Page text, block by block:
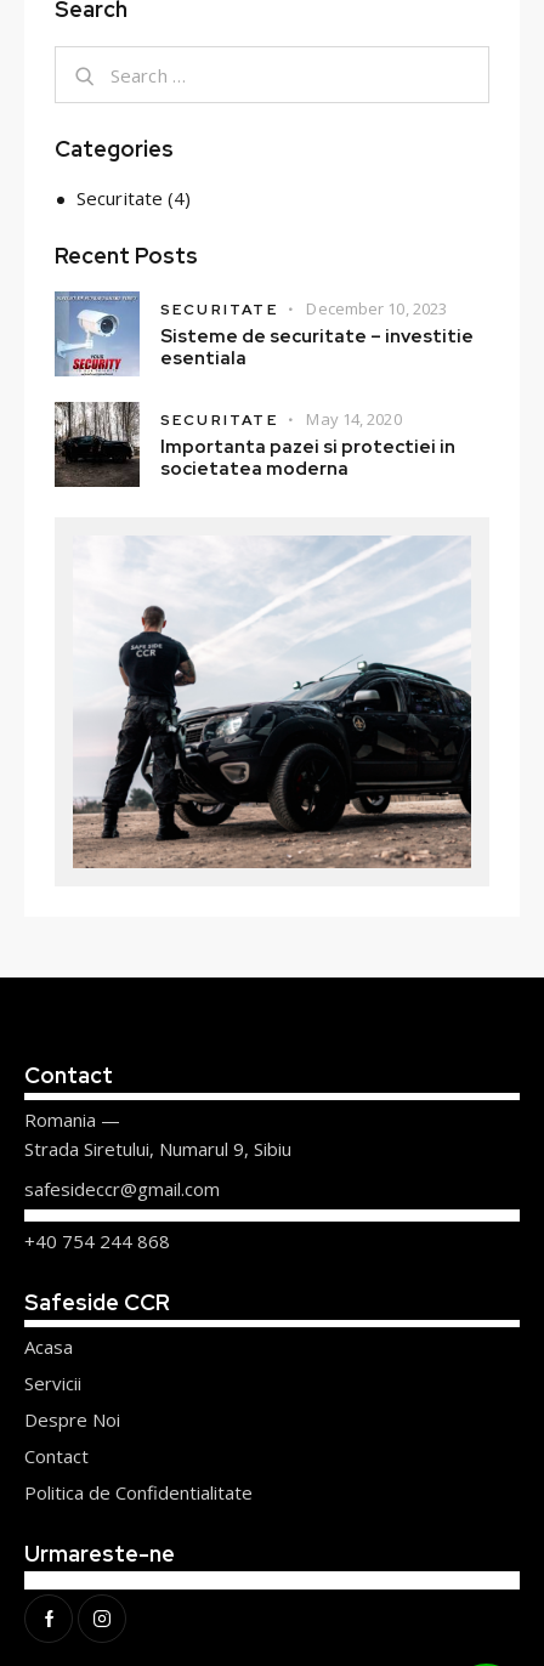
Search
Categories
Securitate (4)
Recent Posts
SECURITATE December 10, 2023
Sisteme de securitate – investitie
esentiala
SECURITATE May 14, 2020
Importanta pazei si protectiei in
societatea moderna
Contact
Romania —
Strada Siretului, Numarul 9, Sibiu
safesideccr@gmail.com
+40 754 244 868
Safeside CCR
Acasa
Servicii
Despre Noi
Contact
Politica de Confidentialitate
Urmareste-ne